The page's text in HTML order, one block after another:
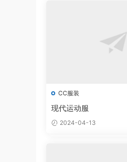
CC服装
现代运动服
2024-04-13